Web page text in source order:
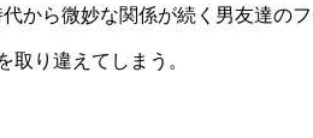
から微妙な関係が続く男友達の
り違えてしまう。